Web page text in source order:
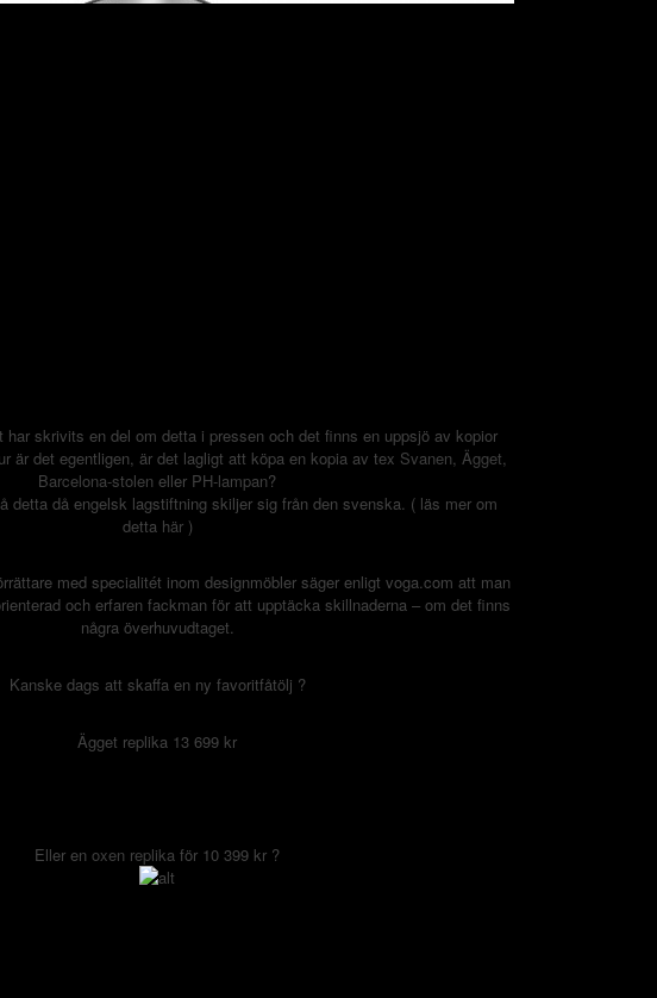
har skrivits en del om detta i pressen och det finns en uppsjö av kopior
är det egentligen, är det lagligt att köpa en kopia av tex Svanen Ägget
Barcelona-stolen eller PH-lampan?
detta då engelsk lagstiftning skiljer sig från den svenska. ( läs mer om
detta här)
med specialitét inom designmöbler säger enligt voga.com att man
och erfaren fackman för att upptäcka skillnaderna – om det finns
några överhuvudtaget.
Kanske dags att skaffa en ny favoritfåtölj ?
Ägget replika 13 699 kr
Eller en oxen replika för 10 399 kr ?